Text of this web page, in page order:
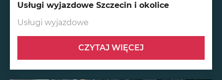
Usługi wyjazdowe Szczecin i okolice
Usługi wyjazdowe
CZYTAJ WIĘCEJ